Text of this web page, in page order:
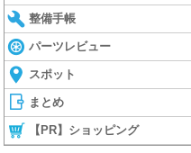
整備手帳
パーツレビュー
スポット
まとめ
【PR】ショッピング